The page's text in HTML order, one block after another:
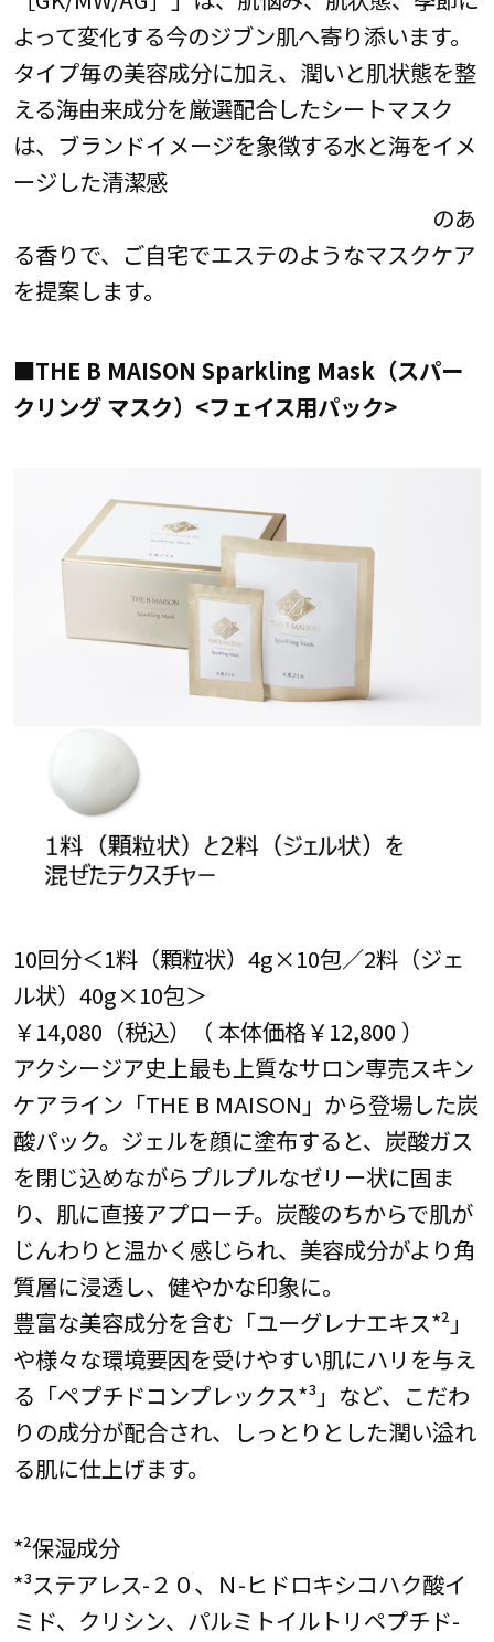
よって変化する今のジブン肌へ寄り添います。
タイプ毎の美容成分に加え、潤いと肌状態を整
える海由来成分を厳選配合したシートマスク
は、ブランドイメージを象徴する水と海をイメ
ージした清潔感
のあ
る香りで、ご自宅でエステのようなマスクケア
を提案します。
■THE B MAISON Sparkling Mask（スパー
クリング マスク）<フェイス用パック>
10回分＜1料（顆粒状）4g×10包／2料（ジェ
ル状）40g×10包＞
￥14,080（税込）（ 本体価格￥12,800 ）
アクシージア史上最も上質なサロン専売スキン
ケアライン「THE B MAISON」から登場した炭
酸パック。ジェルを顔に塗布すると、炭酸ガス
を閉じ込めながらプルプルなゼリー状に固ま
り、肌に直接アプローチ。炭酸のちからで肌が
じんわりと温かく感じられ、美容成分がより角
質層に浸透し、健やかな印象に。
豊富な美容成分を含む「ユーグレナエキス*²」
や様々な環境要因を受けやすい肌にハリを与え
る「ペプチドコンプレックス*³」など、こだわ
りの成分が配合され、しっとりとした潤い溢れ
る肌に仕上げます。
*²保湿成分
*³ステアレス-２０、Ｎ-ヒドロキシコハク酸イ
ミド、クリシン、パルミトイルトリペプチド-